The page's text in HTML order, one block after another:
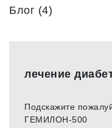
Блог (4)
лечение
Подскажите
ГЕМИЛОН-500